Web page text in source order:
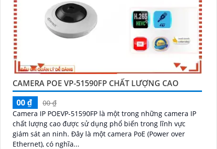
CAMERA POE VP-51590FP CHẤT LƯỢNG CAO
00 ₫
00 ₫
Camera IP POEVP-51590FP là một trong những camera IP
chất lượng cao được sử dụng phổ biến trong lĩnh vực
giám sát an ninh. Đây là một camera PoE (Power over
Ethernet), có nghĩa...